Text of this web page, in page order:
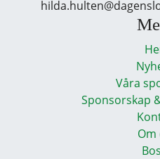
Våra
Sponsorskap
Om